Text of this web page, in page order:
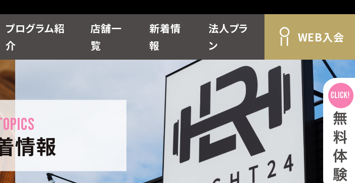
プログラム紹
介
店舗一
覧
新着情
報
法人プラ
ン
込み
WEB入会
情報